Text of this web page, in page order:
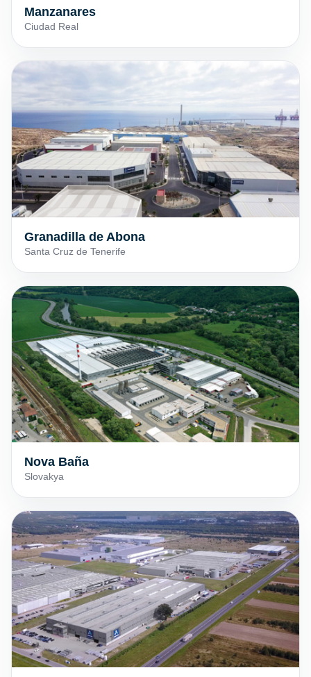
Manzanares
Ciudad Real
Granadilla de Abona
Santa Cruz de Tenerife
Nova Baña
Slovakya